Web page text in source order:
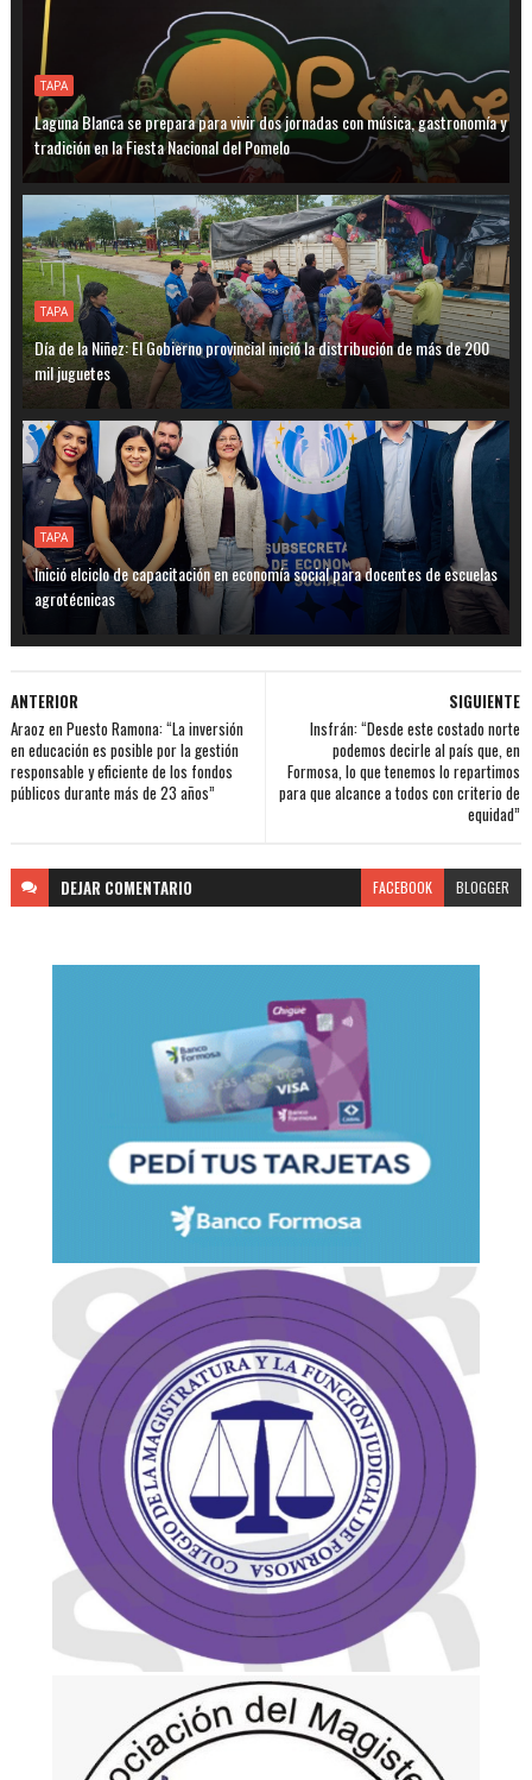
TAPA
Laguna Blanca se prepara para vivir dos jornadas con música, gastronomía y
tradición en la Fiesta Nacional del Pomelo
TAPA
Día de la Niñez: El Gobierno provincial inició la distribución de más de 200
mil juguetes
TAPA
Inició elciclo de capacitación en economía social para docentes de escuelas
agrotécnicas
SIGUIENTE
Insfrán: “Desde este costado norte
podemos decirle al país que, en
Formosa, lo que tenemos lo repartimos
para que alcance a todos con criterio de
equidad”
ANTERIOR
Araoz en Puesto Ramona: “La inversión
en educación es posible por la gestión
responsable y eficiente de los fondos
públicos durante más de 23 años”
DEJAR COMENTARIO FACEBOOK BLOGGER